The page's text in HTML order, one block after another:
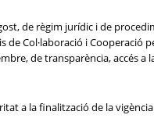
de règim jurídic i de
Col·laboració i Cooperació
de transparència, accés
a la finalització de la